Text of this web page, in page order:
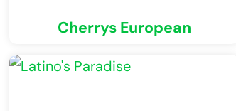
Cherrys European